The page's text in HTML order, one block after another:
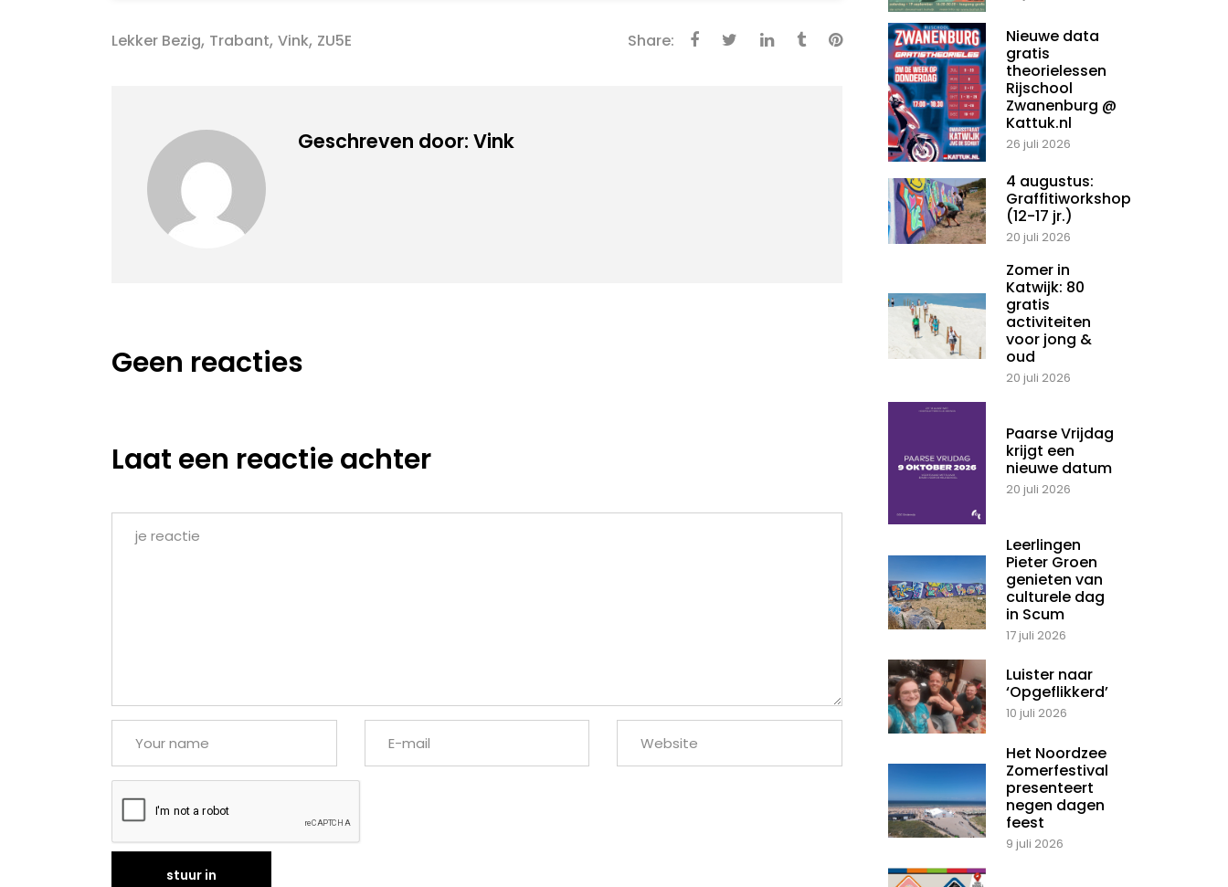
Lekker Bezig, Trabant, Vink, ZU5E Share:
Geschreven door: Vink
Geen reacties
Laat een reactie achter
Nieuwe data
gratis
theorielessen
Rijschool
Zwanenburg @
Kattuk.nl
26 juli 2026
4 augustus:
Graffitiworkshop
(12-17 jr.)
20 juli 2026
Zomer in
Katwijk: 80
gratis
activiteiten
voor jong &
oud
20 juli 2026
Paarse Vrijdag
krijgt een
nieuwe datum
20 juli 2026
Leerlingen
Pieter Groen
genieten van
culturele dag
in Scum
17 juli 2026
Luister naar
‘Opgeflikkerd’
10 juli 2026
Het Noordzee
Zomerfestival
presenteert
negen dagen
feest
9 juli 2026